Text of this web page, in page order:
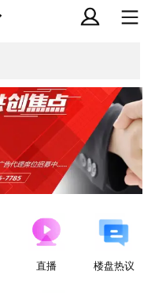
直播 楼盘热议